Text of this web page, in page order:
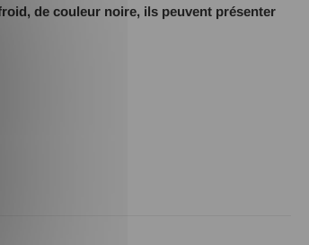
de couleur noire, ils peuvent présenter